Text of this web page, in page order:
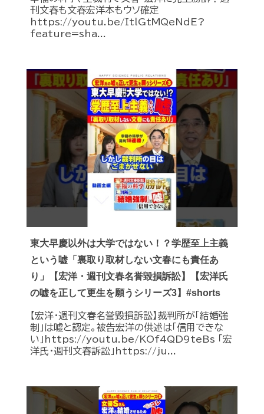
刊文春も文春宏洋本もウソ確定
https://youtu.be/ItlGtMQeNdE?
feature=sha...
東大早慶以外は大学ではない！？学歴至上主義
という嘘「裏取り取材しない文春にも責任あ
り」【宏洋・週刊文春名誉毀損訴訟】【宏洋氏
の嘘を正して更生を願うシリーズ3】#shorts
【宏洋・週刊文春名誉毀損訴訟】裁判所が「結婚強
制」は嘘と認定。被告宏洋の供述は「信用できな
い」https://youtu.be/KOf4QD9teBs 「宏
洋氏・週刊文春訴訟」https://ju...